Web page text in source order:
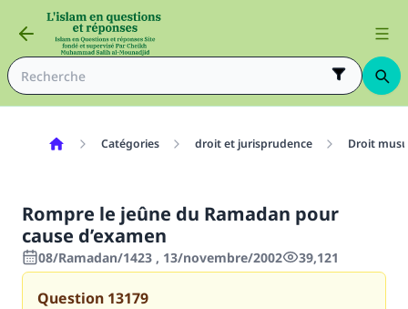
Catégories droit et jurisprudence Droit
Rompre le jeûne du Ramadan pour
cause d’examen
08/Ramadan/1423 , 13/novembre/2002 39,121
Question 13179